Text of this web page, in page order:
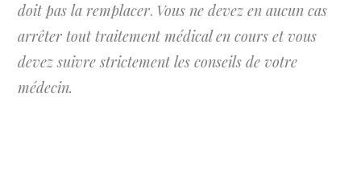
doit pas la remplacer. Vous ne devez en aucun cas
arrêter tout traitement médical en cours et vous
devez suivre strictement les conseils de votre
médecin.